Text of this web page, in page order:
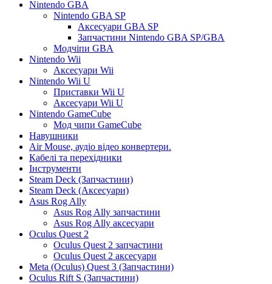
Nintendo GBA
Nintendo GBA SP
Аксесуари GBA SP
Запчастини Nintendo GBA SP/GBA
Модчіпи GBA
Nintendo Wii
Аксесуари Wii
Nintendo Wii U
Приставки Wii U
Аксесуари Wii U
Nintendo GameCube
Мод чипи GameCube
Навушники
Air Mouse, аудіо відео конвертери.
Кабелі та перехідники
Інструменти
Steam Deck (Запчастини)
Steam Deck (Аксесуари)
Asus Rog Ally
Asus Rog Ally запчастини
Asus Rog Ally аксесуари
Oculus Quest 2
Oculus Quest 2 запчастини
Oculus Quest 2 аксесуари
Meta (Oculus) Quest 3 (Запчастини)
Oculus Rift S (Запчастини)